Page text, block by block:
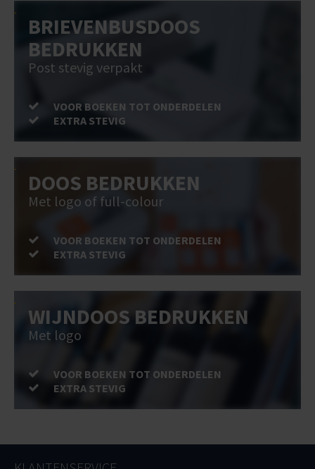
BRIEVENBUSDOOS
BEDRUKKEN
Post stevig verpakt
VOOR BOEKEN TOT ONDERDELEN
EXTRA STEVIG
DOOS BEDRUKKEN
Met logo of full-colour
VOOR BOEKEN TOT ONDERDELEN
EXTRA STEVIG
WIJNDOOS BEDRUKKEN
Met logo
VOOR BOEKEN TOT ONDERDELEN
EXTRA STEVIG